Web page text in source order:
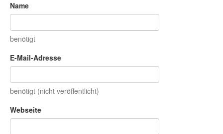
Name
benötigt
E-Mail-Adresse
benötigt (nicht veröffentlicht)
Webseite